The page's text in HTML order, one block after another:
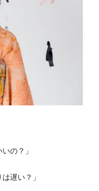
の？」
遅い？」